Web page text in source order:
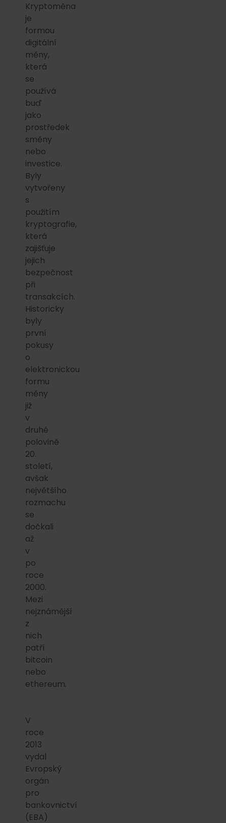
Kryptoměna
je
formou
digitální
měny,
která
se
používá
buď
jako
prostředek
směny
nebo
investice.
Byly
vytvořeny
s
použitím
kryptografie,
která
zajišťuje
jejich
bezpečnost
při
transakcích.
Historicky
byly
první
pokusy
o
elektronickou
formu
měny
již
v
druhé
polovině
20.
století,
avšak
největšího
rozmachu
se
dočkali
až
v
po
roce
2000.
Mezi
nejznámější
z
nich
patří
bitcoin
nebo
ethereum.
V
roce
2013
vydal
Evropský
orgán
pro
bankovnictví
(EBA)